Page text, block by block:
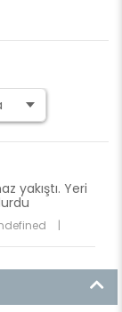
yakıştı. Yeri
|